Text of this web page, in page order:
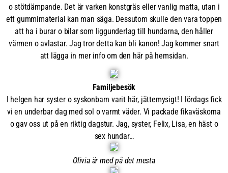
o stötdämpande. Det är varken konstgräs eller vanlig matta, utan i
ett gummimaterial kan man säga. Dessutom skulle den vara toppen
att ha i burar o bilar som liggunderlag till hundarna, den håller
värmen o avlastar. Jag tror detta kan bli kanon! Jag kommer snart
att lägga in mer info om den här på hemsidan.
Familjebesök
I helgen har syster o syskonbarn varit här, jättemysigt! I lördags fick
vi en underbar dag med sol o varmt väder. Vi packade fikaväskorna
o gav oss ut på en riktig dagstur. Jag, syster, Felix, Lisa, en häst o
sex hundar…
Olivia är med på det mesta